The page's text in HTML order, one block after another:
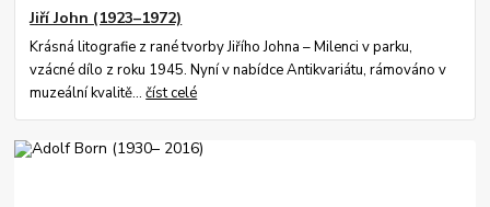
Jiří John (1923–1972)
Krásná litografie z rané tvorby Jiřího Johna – Milenci v parku,
vzácné dílo z roku 1945. Nyní v nabídce Antikvariátu, rámováno v
muzeální kvalitě...číst celé